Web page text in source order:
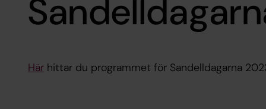
Härhittar du programmet för Sandelldagarna